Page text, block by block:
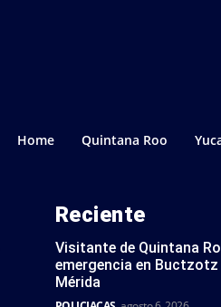
Home Quintana Roo
Reciente
Visitante de Quintana
emergencia en
Mérida